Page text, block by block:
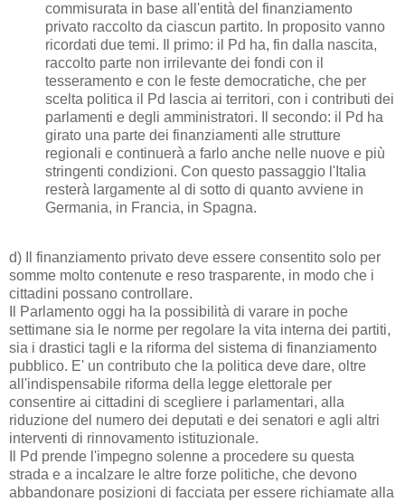
commisurata in base all'entità del finanziamento
privato raccolto da ciascun partito. In proposito vanno
ricordati due temi. Il primo: il Pd ha, fin dalla nascita,
raccolto parte non irrilevante dei fondi con il
tesseramento e con le feste democratiche, che per
scelta politica il Pd lascia ai territori, con i contributi dei
parlamenti e degli amministratori. Il secondo: il Pd ha
girato una parte dei finanziamenti alle strutture
regionali e continuerà a farlo anche nelle nuove e più
stringenti condizioni. Con questo passaggio l'Italia
resterà largamente al di sotto di quanto avviene in
Germania, in Francia, in Spagna.
d) Il finanziamento privato deve essere consentito solo per
somme molto contenute e reso trasparente, in modo che i
cittadini possano controllare.
Il Parlamento oggi ha la possibilità di varare in poche
settimane sia le norme per regolare la vita interna dei partiti,
sia i drastici tagli e la riforma del sistema di finanziamento
pubblico. E' un contributo che la politica deve dare, oltre
all'indispensabile riforma della legge elettorale per
consentire ai cittadini di scegliere i parlamentari, alla
riduzione del numero dei deputati e dei senatori e agli altri
interventi di rinnovamento istituzionale.
Il Pd prende l'impegno solenne a procedere su questa
strada e a incalzare le altre forze politiche, che devono
abbandonare posizioni di facciata per essere richiamate alla